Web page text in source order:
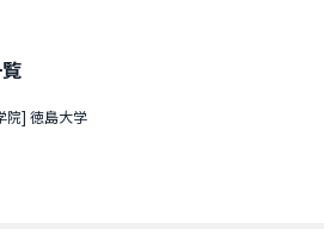
院] 徳島大学